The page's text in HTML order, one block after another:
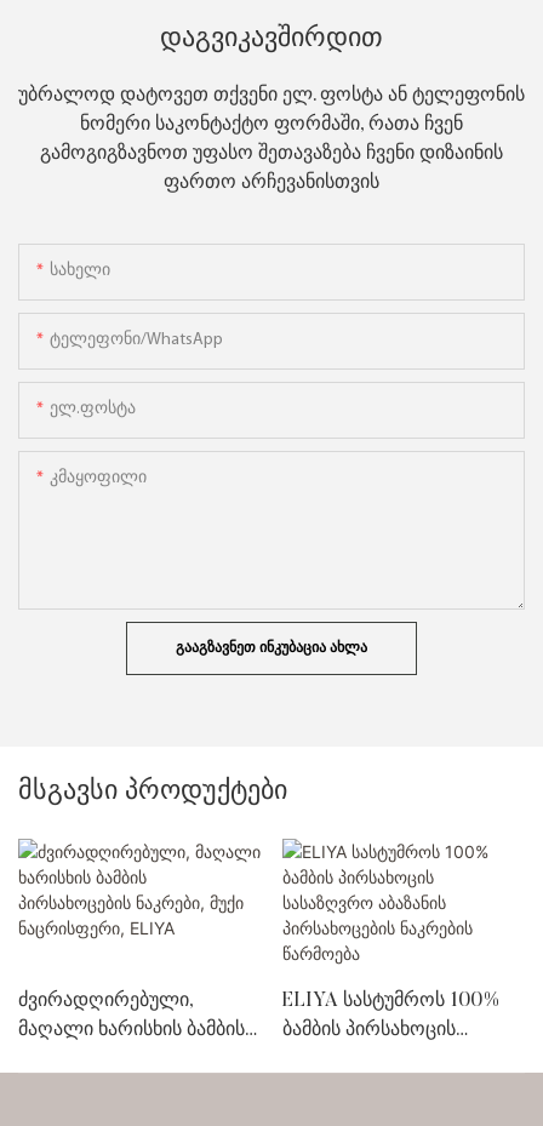
Დაგვიკავშირდით
უბრალოდ დატოვეთ თქვენი ელ. ფოსტა ან ტელეფონის
ნომერი საკონტაქტო ფორმაში, რათა ჩვენ
გამოგიგზავნოთ უფასო შეთავაზება ჩვენი დიზაინის
ფართო არჩევანისთვის
Სახელი
Ტელეფონი/WhatsApp
Ელ.ფოსტა
Კმაყოფილი
ᲒᲐᲐᲒᲖᲐᲕᲜᲔᲗ ᲘᲜᲙᲣᲑᲐᲪᲘᲐ ᲐᲮᲚᲐ
მსგავსი პროდუქტები
ძვირადღირებული,
მაღალი ხარისხის ბამბის
ELIYA სასტუმროს 100%
ბამბის პირსახოცის